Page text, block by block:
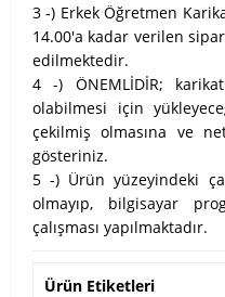
3 -) Erkek Öğretmen
14.00'a kadar verilen
edilmektedir.
4 -) ÖNEMLİDİR;
olabilmesi için
çekilmiş olmasına ve
gösteriniz.
5 -) Ürün yüzeyindeki
olmayıp, bilgisayar
çalışması yapılmaktadır.
Ürün Etiketleri